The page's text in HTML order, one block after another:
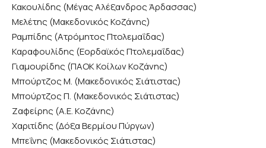
Κακουλίδης (Μέγας Αλέξανδρος Άρδασσας)
Μελέτης (Μακεδονικός Κοζάνης)
Ραμπίδης (Ατρόμητος Πτολεμαΐδας)
Καραφουλίδης (Εορδαϊκός Πτολεμαΐδας)
Γιαμουρίδης (ΠΑΟΚ Κοίλων Κοζάνης)
Μπούρτζος Μ. (Μακεδονικός Σιάτιστας)
Μπούρτζος Π. (Μακεδονικός Σιάτιστας)
Ζαφείρης (Α.Ε. Κοζάνης)
Χαριτίδης (Δόξα Βερμίου Πύργων)
Μπεΐνης (Μακεδονικός Σιάτιστας)